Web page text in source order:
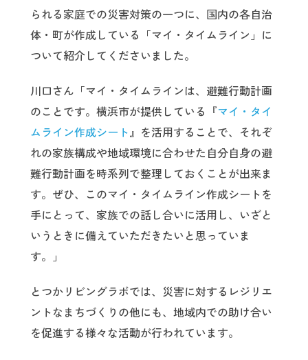
られる家庭での災害対策の一つに、国内の各自治
体・町が作成している「マイ・タイムライン」に
ついて紹介してくださいました。
川口さん「マイ・タイムラインは、避難行動計画
のことです。横浜市が提供している『マイ・タイ
ムライン作成シート』を活用することで、それぞ
れの家族構成や地域環境に合わせた自分自身の避
難行動計画を時系列で整理しておくことが出来ま
す。ぜひ、このマイ・タイムライン作成シートを
手にとって、家族での話し合いに活用し、いざと
いうときに備えていただきたいと思っていま
す。」
とつかリビングラボでは、災害に対するレジリエ
ントなまちづくりの他にも、地域内での助け合い
を促進する様々な活動が行われています。